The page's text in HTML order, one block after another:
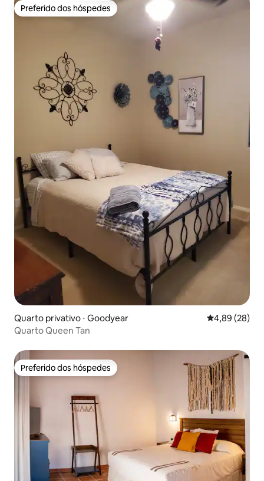
Preferido dos hóspedes
Preferido dos hóspedes
Quarto privativo ⋅ Goodyear 4,89 de uma
4,89 (28)
Quarto Queen Tan
Preferido dos hóspedes
Preferido dos hóspedes